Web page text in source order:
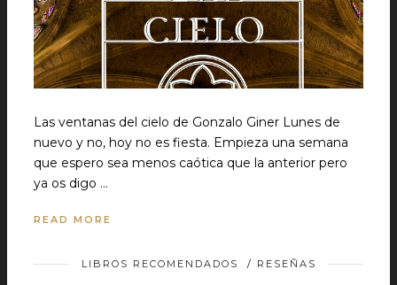
Las ventanas del cielo de Gonzalo Giner Lunes de
nuevo y no, hoy no es fiesta. Empieza una semana
que espero sea menos caótica que la anterior pero
ya os digo …
READ MORE
LIBROS RECOMENDADOS / RESEÑAS